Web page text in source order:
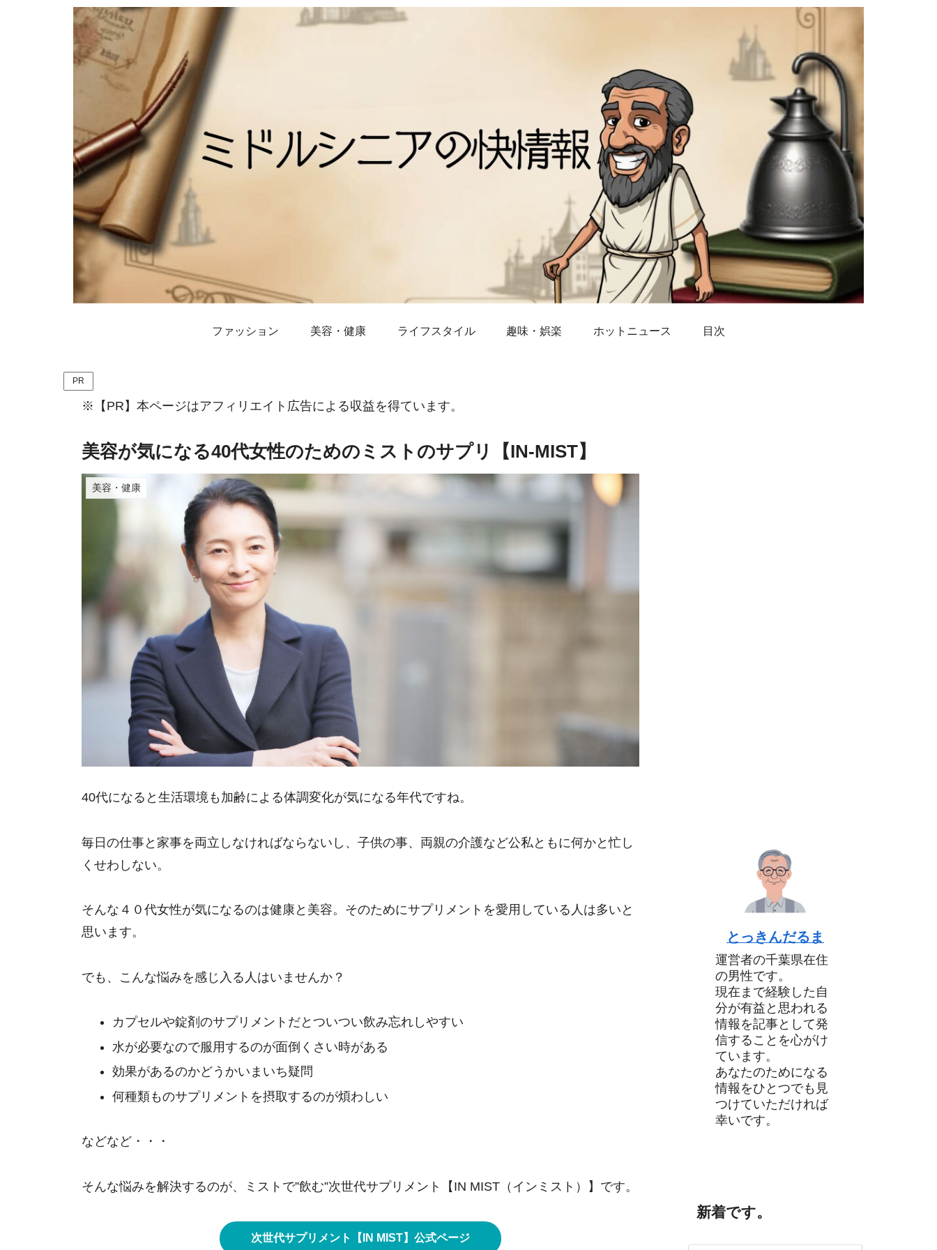
ファッション 美容・健康 ライフスタイル 趣味・娯楽 ホットニュース 目次
PR
※【PR】本ページはアフィリエイト広告による収益を得ています。
美容が気になる40代女性のためのミストのサプリ【IN-MIST】
美容・健康
40代になると生活環境も加齢による体調変化が気になる年代ですね。
毎日の仕事と家事を両立しなければならないし、子供の事、両親の介護など公私ともに何かと忙し
くせわしない。
そんな４０代女性が気になるのは健康と美容。そのためにサプリメントを愛用している人は多いと
思います。
でも、こんな悩みを感じ入る人はいませんか？
カプセルや錠剤のサプリメントだとついつい飲み忘れしやすい
水が必要なので服用するのが面倒くさい時がある
効果があるのかどうかいまいち疑問
何種類ものサプリメントを摂取するのが煩わしい
などなど・・・
そんな悩みを解決するのが、ミストで”飲む”次世代サプリメント【IN MIST（インミスト）】です。
次世代サプリメント【IN MIST】公式ページ
とっきんだるま
運営者の千葉県在住
の男性です。
現在まで経験した自
分が有益と思われる
情報を記事として発
信することを心がけ
ています。
あなたのためになる
情報をひとつでも見
つけていただければ
幸いです。
新着です。